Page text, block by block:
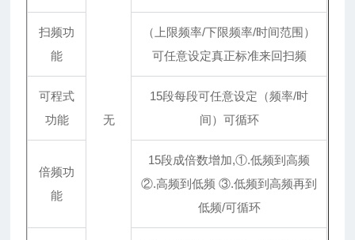
无
扫频功
能
（上限频率/下限频率/时间范围）
可任意设定真正标准来回扫频
可程式
功能
15段每段可任意设定（频率/时
间）可循环
倍频功
能
15段成倍数增加,①.低频到高频
②.高频到低频 ③.低频到高频再到
低频/可循环